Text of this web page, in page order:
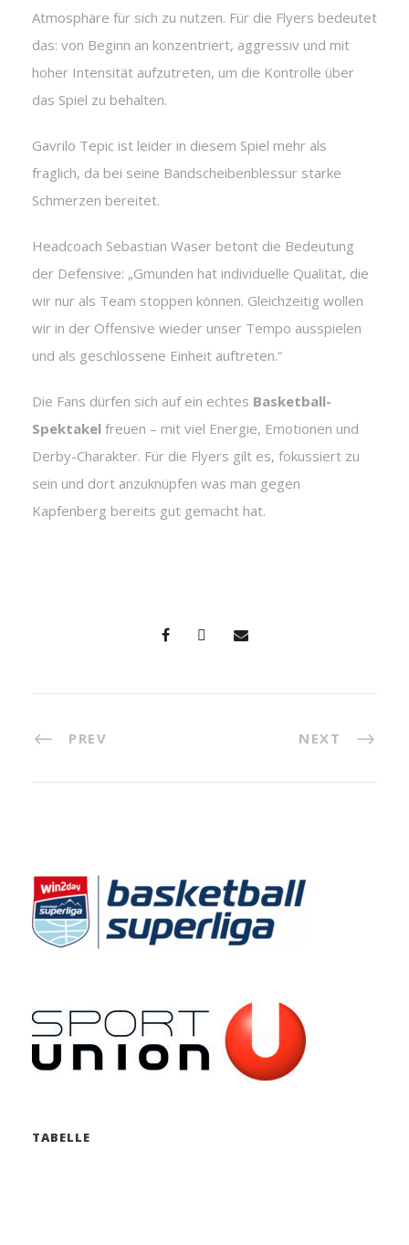
Atmosphäre für sich zu nutzen. Für die Flyers bedeutet
das: von Beginn an konzentriert, aggressiv und mit
hoher Intensität aufzutreten, um die Kontrolle über
das Spiel zu behalten.
Gavrilo Tepic ist leider in diesem Spiel mehr als
fraglich, da bei seine Bandscheibenblessur starke
Schmerzen bereitet.
Headcoach Sebastian Waser betont die Bedeutung
der Defensive: „Gmunden hat individuelle Qualität, die
wir nur als Team stoppen können. Gleichzeitig wollen
wir in der Offensive wieder unser Tempo ausspielen
und als geschlossene Einheit auftreten.“
Die Fans dürfen sich auf ein echtes Basketball-
Spektakel freuen – mit viel Energie, Emotionen und
Derby-Charakter. Für die Flyers gilt es, fokussiert zu
sein und dort anzuknüpfen was man gegen
Kapfenberg bereits gut gemacht hat.
PREV NEXT
TABELLE